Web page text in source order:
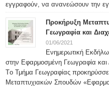
εγγραφούν, να ανανεώσουν την
Προκήρυξη
Γεωγραφία και
01/06/2021
Ενημερωτική
στην Εφαρμοσμένη Γεωγραφία και
Tο Τμήμα Γεωγραφίας
Μεταπτυχιακών Σπουδών